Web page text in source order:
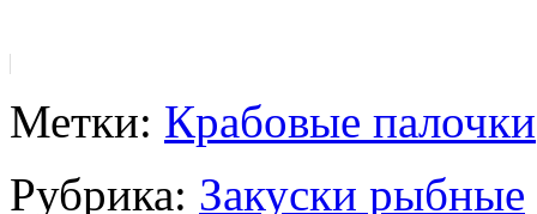
Метки: Крабовые палочки
Рубрика: Закуски рыбные